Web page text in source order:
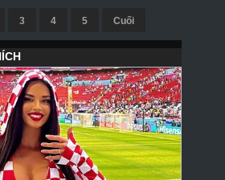
3 4 5 Cuối